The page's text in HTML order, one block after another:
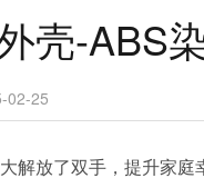
壳-ABS
02-25
放了双手，提升家庭